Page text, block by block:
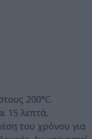
200°C.
15 λεπτά,
του χρόνου για